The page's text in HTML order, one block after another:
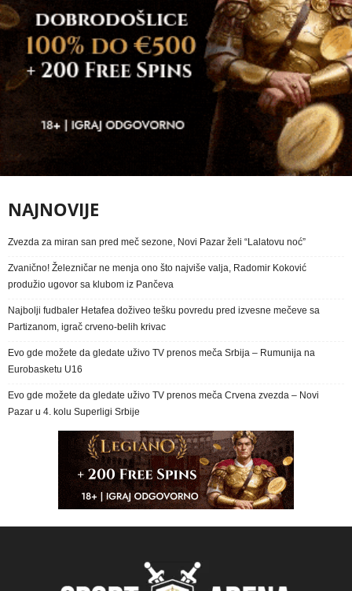
NAJNOVIJE
Zvezda za miran san pred meč sezone, Novi Pazar želi “Lalatovu noć”
Zvanično! Železničar ne menja ono što najviše valja, Radomir Koković
produžio ugovor sa klubom iz Pančeva
Najbolji fudbaler Hetafea doživeo tešku povredu pred izvesne mečeve sa
Partizanom, igrač crveno-belih krivac
Evo gde možete da gledate uživo TV prenos meča Srbija – Rumunija na
Eurobasketu U16
Evo gde možete da gledate uživo TV prenos meča Crvena zvezda – Novi
Pazar u 4. kolu Superligi Srbije